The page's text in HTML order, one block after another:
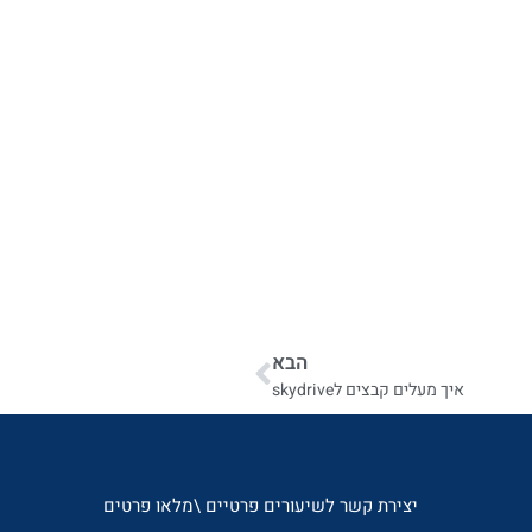
הבא
איך מעלים קבצים לskydrive
יצירת קשר לשיעורים פרטיים \מלאו פרטים